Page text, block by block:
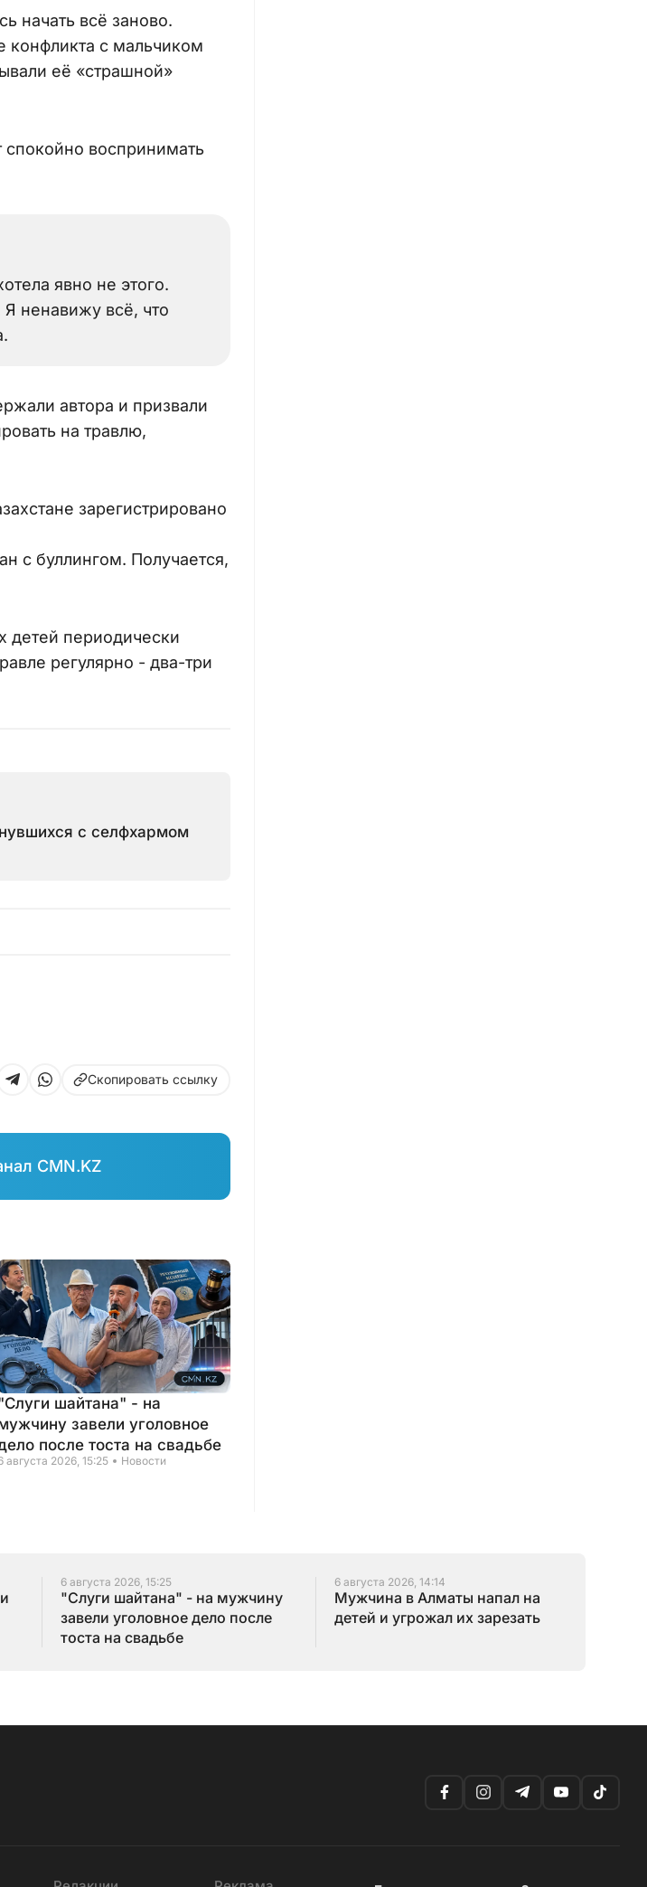
начать всё заново.
с мальчиком
её «страшной»
воспринимать
явно не этого.
ненавижу всё, что
автора и призвали
на травлю,
зарегистрировано
с буллингом. Получается,
детей периодически
регулярно - два-три
с селфхармом
Скопировать ссылку
CMN.KZ
шайтана" - на
завели уголовное
после тоста на свадьбе
августа 2026, 15:25 Новости
6 августа 2026, 15:25
"Слуги шайтана" - на мужчину
завели уголовное дело после
тоста на свадьбе
6 августа 2026, 14:14
Мужчина в Алматы напал на
детей и угрожал их зарезать